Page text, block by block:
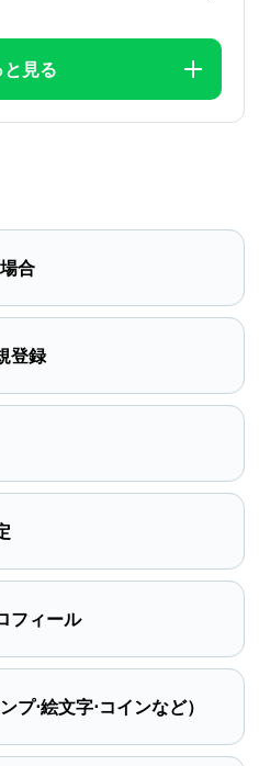
と見る
合
登録
フィール
プ⋅絵文字⋅コインなど）